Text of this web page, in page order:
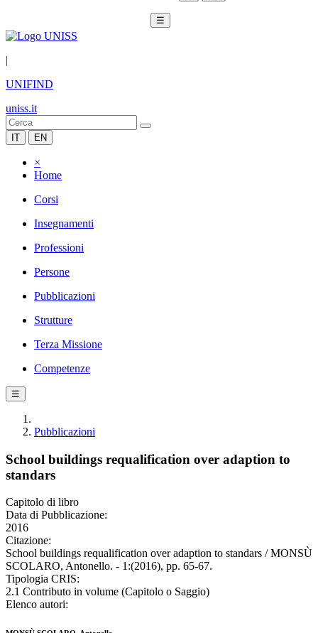
☰
|
UNIFIND
uniss.it
IT EN
×
Home
Corsi
Insegnamenti
Professioni
Persone
Pubblicazioni
Strutture
Terza Missione
Competenze
☰
Pubblicazioni
School buildings requalification over adaption to
standars
Capitolo di libro
Data di Pubblicazione:
2016
Citazione:
School buildings requalification over adaption to standars / MONSÙ
SCOLARO, Antonello. - 1:(2016), pp. 65-67.
Tipologia CRIS:
2.1 Contributo in volume (Capitolo o Saggio)
Elenco autori: